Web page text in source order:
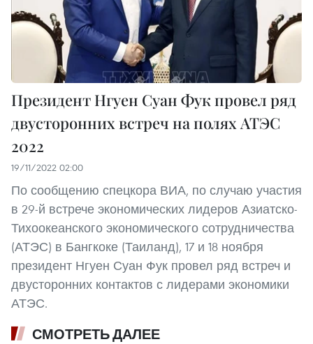
Президент Нгуен Суан Фук провел ряд
двусторонних встреч на полях АТЭС
2022
19/11/2022 02:00
По сообщению спецкора ВИА, по случаю участия
в 29-й встрече экономических лидеров Азиатско-
Тихоокеанского экономического сотрудничества
(АТЭС) в Бангкоке (Таиланд), 17 и 18 ноября
президент Нгуен Суан Фук провел ряд встреч и
двусторонних контактов с лидерами экономики
АТЭС.
СМОТРЕТЬ ДАЛЕЕ